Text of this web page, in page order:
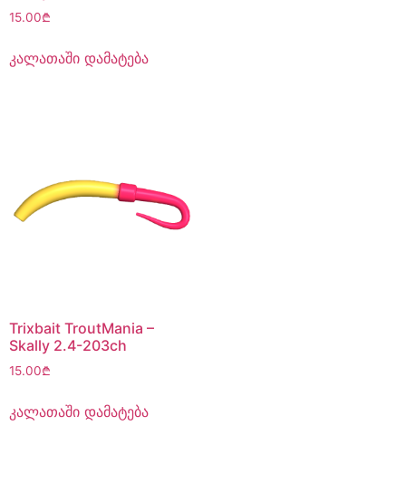
15.00₾
კალათაში დამატება
Trixbait TroutMania –
Skally 2.4-203ch
15.00₾
კალათაში დამატება